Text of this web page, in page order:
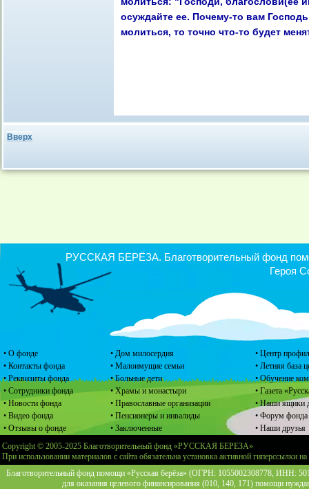
осуждайте ее. Почему-то вам
молиться, то точно что-то будет
Вверх
• О фонде
• Контакты фонда
• Реквизиты фонда
• Сотрудники фонда
• Новости фонда
• Видео фонда
• Отзывы о фонде
• Дом милосердия
• Малоимущие семьи
• Больные дети
• Храмы и монастыри
• Православные организации
• Пенсионеры и инвалиды
• Заключенные
• Центр
• Летняя база
• Обучение
• Газета
• Наши ящики
• Форум фонда
• Наши друзья
РУССКАЯ БЕРЁЗА. Благотворительный фонд
Героя
Copyright © 2005-2025 Благотворительный фонд «РУССКАЯ БЕРЕЗА»
При использовании материалов с сайта обязательна установка активной гиперссылки
Благотворительный фонд помощи «Русская берёза» (ОГРН: 1055002308778, ИНН:
для оказания целевого финансирования (010, 140, 171) помощи